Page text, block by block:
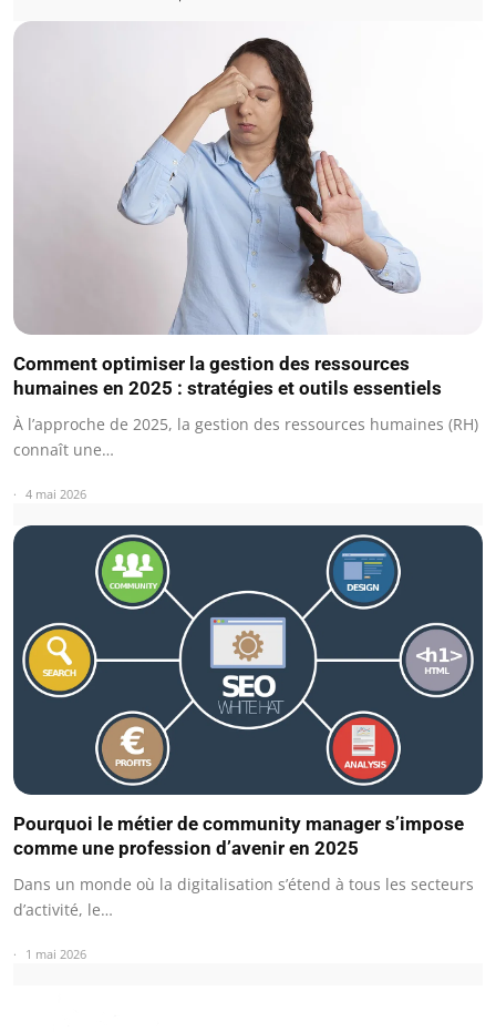
Comment optimiser la gestion des ressources
humaines en 2025 : stratégies et outils essentiels
À l’approche de 2025, la gestion des ressources humaines (RH)
connaît une…
4 mai 2026
Pourquoi le métier de community manager s’impose
comme une profession d’avenir en 2025
Dans un monde où la digitalisation s’étend à tous les secteurs
d’activité, le…
1 mai 2026